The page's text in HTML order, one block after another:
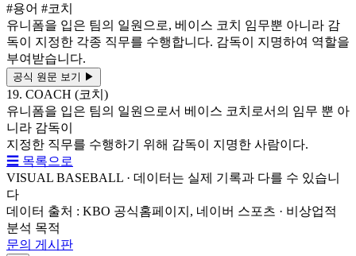
#용어 #코치
유니폼을 입은 팀의 일원으로, 베이스 코치 임무뿐 아니라 감
독이 지정한 각종 직무를 수행합니다. 감독이 지명하여 역할을
부여받습니다.
공식 원문 보기 ▶
19. COACH (코치)
유니폼을 입은 팀의 일원으로서 베이스 코치로서의 임무 뿐 아
니라 감독이
지정한 직무를 수행하기 위해 감독이 지명한 사람이다.
☰ 목록으로
VISUAL BASEBALL · 데이터는 실제 기록과 다를 수 있습니
다
데이터 출처 : KBO 공식홈페이지, 네이버 스포츠 · 비상업적
분석 목적
문의 게시판